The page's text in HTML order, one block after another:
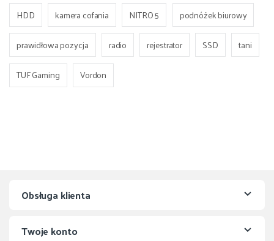
HDD
kamera cofania NITRO 5
podnóżek biurowy
prawidłowa pozycja
radio rejestrator SSD
tani
TUF Gaming
Vordon
Obsługa klienta
Twoje konto